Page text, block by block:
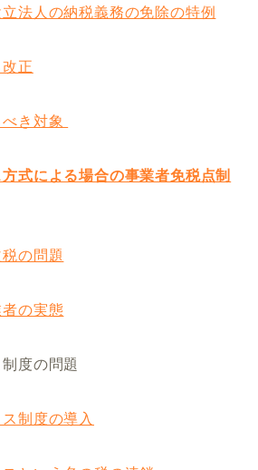
法人の納税義務の免除の特例
正
き対象
式による場合の事業者免税点制
の問題
の実態
度の問題
制度の導入